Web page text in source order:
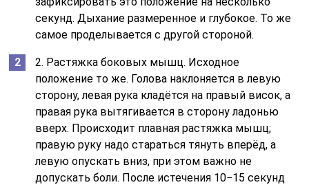
секунд. Дыхание размеренное и глубокое. То же
самое проделывается с другой стороной.
2. Растяжка боковых мышц. Исходное
положение то же. Голова наклоняется в левую
сторону, левая рука кладётся на правый висок, а
правая рука вытягивается в сторону ладонью
вверх. Происходит плавная растяжка мышц;
правую руку надо стараться тянуть вперёд, а
левую опускать вниз, при этом важно не
допускать боли. После истечения 10−15 секунд